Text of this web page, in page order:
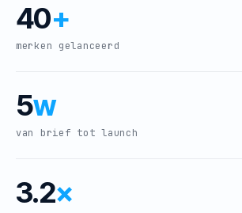
40+
merken gelanceerd
5w
van brief tot launch
3.2×